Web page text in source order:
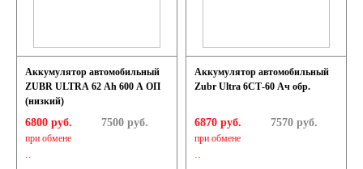
Аккумулятор автомобильный
ZUBR ULTRA 62 Ah 600 A ОП
(низкий)
6800 руб.
при обмене
..
7500руб.
Аккумулятор автомобильный
Zubr Ultra 6СТ-60 Ач обр.
6870 руб.
при обмене
..
7570руб.